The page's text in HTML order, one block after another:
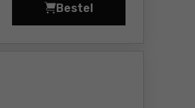
Bestel
Snoeischaar CXT